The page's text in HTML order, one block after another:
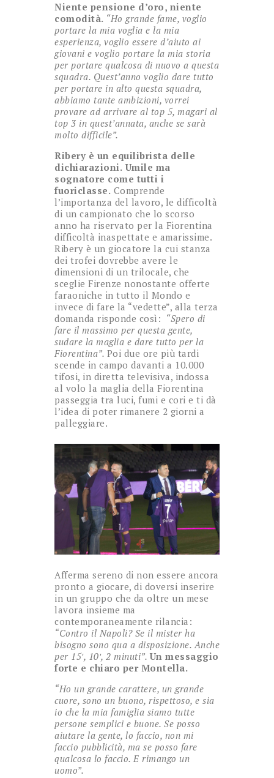
Niente pensione d’oro, niente
comodità. “Ho grande fame, voglio
portare la mia voglia e la mia
esperienza, voglio essere d’aiuto ai
giovani e voglio portare la mia storia
per portare qualcosa di nuovo a questa
squadra. Quest’anno voglio dare tutto
per portare in alto questa squadra,
abbiamo tante ambizioni, vorrei
provare ad arrivare al top 5, magari al
top 3 in quest’annata, anche se sarà
molto difficile”.
Ribery è un equilibrista delle
dichiarazioni. Umile ma
sognatore come tutti i
fuoriclasse. Comprende
l’importanza del lavoro, le difficoltà
di un campionato che lo scorso
anno ha riservato per la Fiorentina
difficoltà inaspettate e amarissime.
Ribery è un giocatore la cui stanza
dei trofei dovrebbe avere le
dimensioni di un trilocale, che
sceglie Firenze nonostante offerte
faraoniche in tutto il Mondo e
invece di fare la “vedette”, alla terza
domanda risponde così: “Spero di
fare il massimo per questa gente,
sudare la maglia e dare tutto per la
Fiorentina”. Poi due ore più tardi
scende in campo davanti a 10.000
tifosi, in diretta televisiva, indossa
al volo la maglia della Fiorentina
passeggia tra luci, fumi e cori e ti dà
l’idea di poter rimanere 2 giorni a
palleggiare.
Afferma sereno di non essere ancora
pronto a giocare, di doversi inserire
in un gruppo che da oltre un mese
lavora insieme ma
contemporaneamente rilancia:
“Contro il Napoli? Se il mister ha
bisogno sono qua a disposizione. Anche
per 15′, 10′, 2 minuti”. Un messaggio
forte e chiaro per Montella.
“Ho un grande carattere, un grande
cuore, sono un buono, rispettoso, e sia
io che la mia famiglia siamo tutte
persone semplici e buone. Se posso
aiutare la gente, lo faccio, non mi
faccio pubblicità, ma se posso fare
qualcosa lo faccio. E rimango un
uomo”.